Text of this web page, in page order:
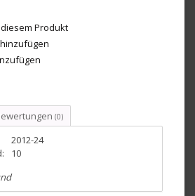
Produkt
(0)
2012-24
10